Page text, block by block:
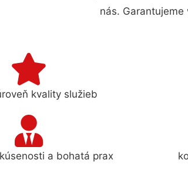
nás.
kvality služieb
a bohatá prax